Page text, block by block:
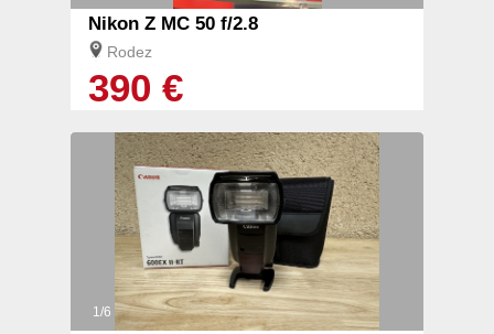
Nikon Z MC 50 f/2.8
Rodez
390 €
1/6